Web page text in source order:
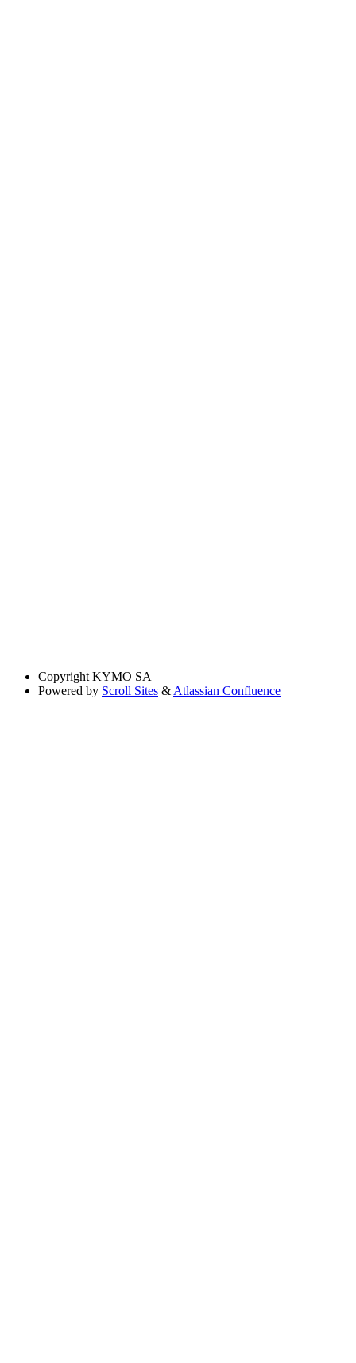
Copyright KYMO SA
Powered by Scroll Sites & Atlassian Confluence